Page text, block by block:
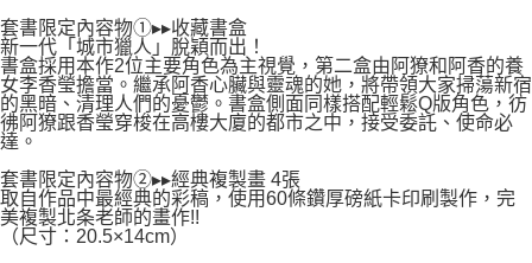
恩沛科技股份有限公司將有權停止該用戶之使用額度並採取法律行動。
套書限定內容物①▸▸收藏書盒
新一代「城市獵人」脫穎而出！
書盒採用本作2位主要角色為主視覺，第二盒由阿獠和阿香的養
女李香瑩擔當。繼承阿香心臟與靈魂的她，將帶領大家掃蕩新宿
的黑暗、清理人們的憂鬱。書盒側面同樣搭配輕鬆Q版角色，彷
彿阿獠跟香瑩穿梭在高樓大廈的都市之中，接受委託、使命必
達。
套書限定內容物②▸▸經典複製畫 4張
取自作品中最經典的彩稿，使用60條鑽厚磅紙卡印刷製作，完
美複製北条老師的畫作!!
（尺寸：20.5×14cm）